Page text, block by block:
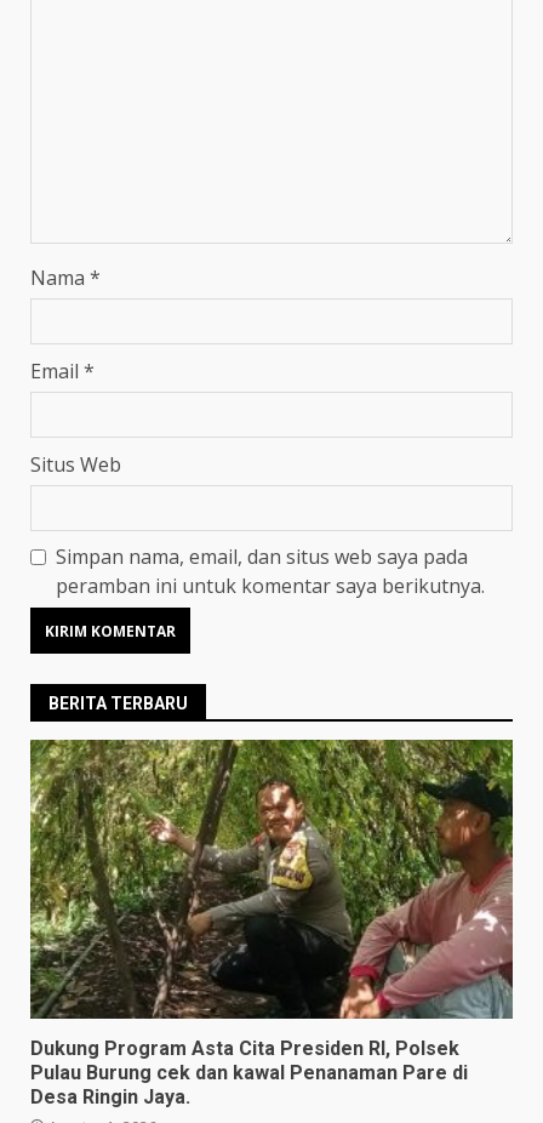
Nama *
Email *
Situs Web
Simpan nama, email, dan situs web saya pada
peramban ini untuk komentar saya berikutnya.
BERITA TERBARU
Dukung Program Asta Cita Presiden RI, Polsek
Pulau Burung cek dan kawal Penanaman Pare di
Desa Ringin Jaya.